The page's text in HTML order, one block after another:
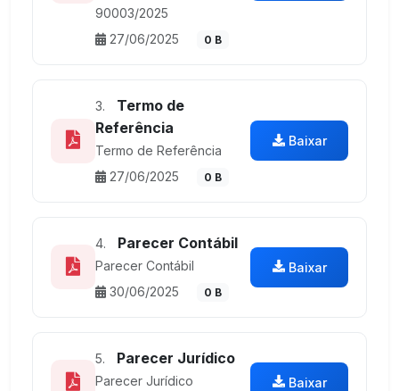
90003/2025
27/06/2025
0 B
3.
Termo de
Referência
Termo de Referência
27/06/2025
0 B
Baixar
4. Parecer Contábil
Parecer Contábil
30/06/2025
0 B
Baixar
5. Parecer Jurídico
Parecer Jurídico
Baixar